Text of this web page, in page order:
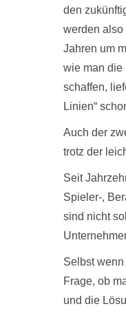
den
werden also
Jahren um
wie man die
schaffen,
Linien“
Auch der
trotz der
Seit
Spieler-,
sind nicht
Selbst
Frage, ob
und die